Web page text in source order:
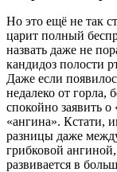
Но это ещё не так
царит полный
назвать даже не
кандидоз полости
Даже если
недалеко от горла,
спокойно заявить
«ангина». Кстати,
разницы даже
грибковой
развивается в